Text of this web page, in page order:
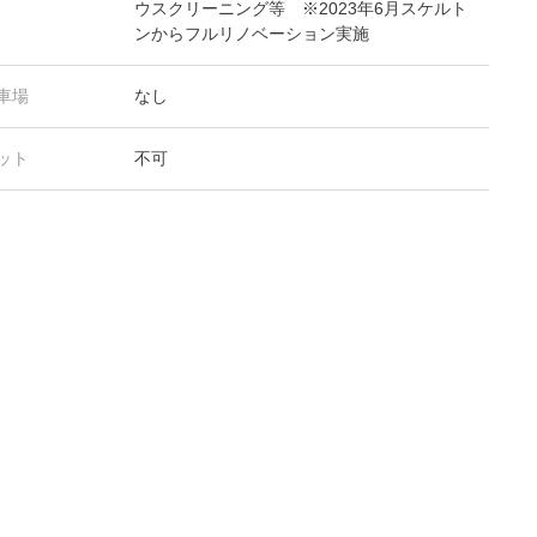
ウスクリーニング等 ※2023年6月スケルト
ンからフルリノベーション実施
場 なし
ト 不可